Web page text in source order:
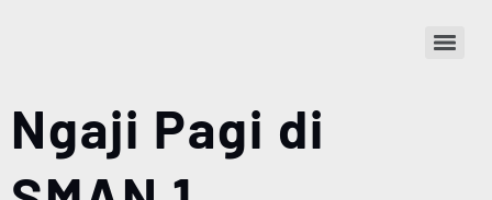
Ngaji Pagi di